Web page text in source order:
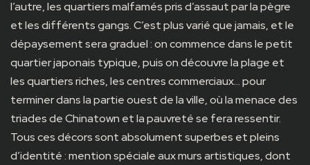
l’autre, les quartiers malfamés pris d’assaut par la pègre
et les différents gangs. C’est plus varié que jamais, et le
dépaysement sera graduel : on commence dans le petit
quartier japonais typique, puis on découvre la plage et
les quartiers riches, les centres commerciaux… pour
terminer dans la partie ouest de la ville, où la menace des
triades de Chinatown et la pauvreté se fera ressentir.
Tous ces décors sont absolument superbes et pleins
d’identité : mention spéciale aux murs artistiques, dont